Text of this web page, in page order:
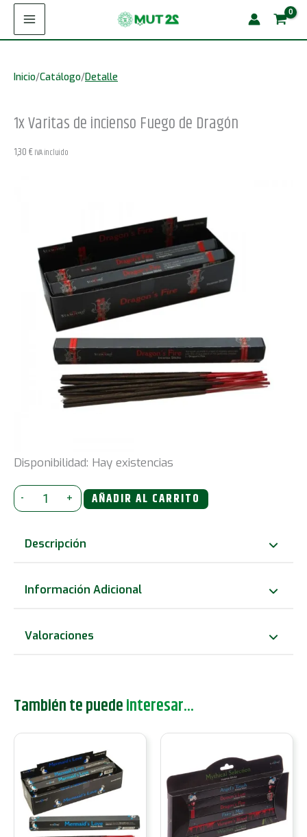
Inicio/Catálogo/Detalle
1x Varitas de incienso Fuego de Dragón
1,30€IVA incluido
Disponibilidad: Hay existencias
-
1x
Varitas
Fuego
cantidad
+ AÑADIR AL CARRITO
Descripción
Información Adicional
Valoraciones
También te puedeinteresar...
incienso
de
cantidad